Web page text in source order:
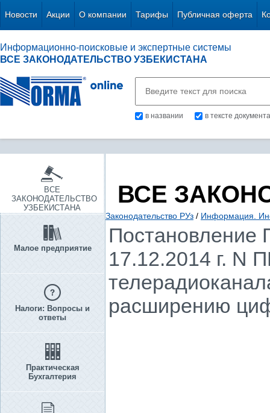
Новости Акции О компании Тарифы Публичная оферта
Информационно-поисковые и экспертные системы
ВСЕ ЗАКОНОДАТЕЛЬСТВО УЗБЕКИСТАНА
в названии в тексте документа
ВСЕ
ЗАКОНОДАТЕЛЬСТВО
УЗБЕКИСТАНА
Малое предприятие
Налоги: Вопросы и
ответы
Практическая
Бухгалтерия
ВСЕ
Законодательство РУз / Информация.
Постановление
17.12.2014 г. N
расширению